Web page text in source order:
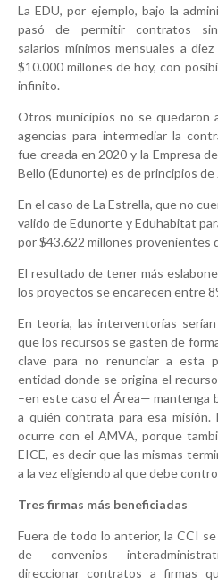
La EDU, por ejemplo, bajo la
pasó de permitir contratos
salarios mínimos mensuales a
$10.000 millones de hoy, con
infinito.
Otros municipios no se quedaron
agencias para intermediar la
fue creada en 2020 y la Empresa
Bello (Edunorte) es de principios de
En el caso de La Estrella, que no
valido de Edunorte y Eduhabitat
por $43.622 millones provenientes
El resultado de tener más
los proyectos se encarecen entre
En teoría, las interventorías
que los recursos se gasten de
clave para no renunciar a esta
entidad donde se origina el
–en este caso el Área— mantenga
a quién contrata para esa
ocurre con el AMVA, porque
EICE, es decir que las mismas
a la vez eligiendo al que debe
Tres firmas más beneficiadas
Fuera de todo lo anterior, la CCI
de convenios
direccionar contratos a firmas